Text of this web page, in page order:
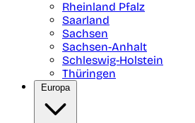
Rheinland Pfalz
Saarland
Sachsen
Sachsen-Anhalt
Schleswig-Holstein
Thüringen
Europa